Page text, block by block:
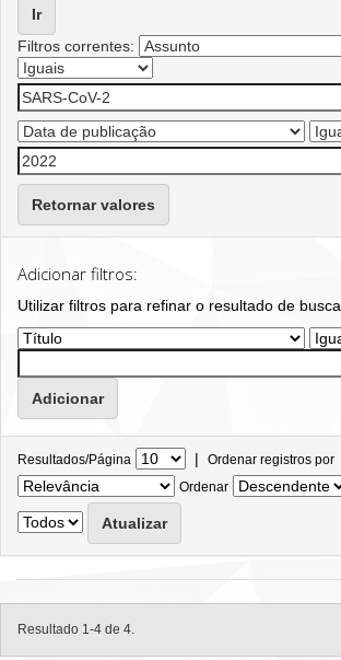
Filtros correntes:
Retornar valores
Adicionar filtros:
Utilizar filtros para refinar o resultado de busca.
Resultados/Página | Ordenar registros por
Ordenar
Resultado 1-4 de 4.